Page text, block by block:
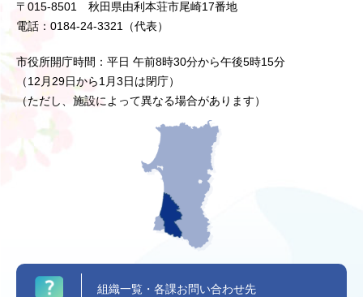
〒015-8501 秋田県由利本荘市尾崎17番地
電話：0184-24-3321（代表）
市役所開庁時間：平日 午前8時30分から午後5時15分
（12月29日から1月3日は閉庁）
（ただし、施設によって異なる場合があります）
組織一覧・各課お問い合わせ先